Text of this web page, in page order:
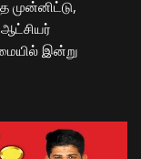
முன்னிட்டு,
ஆட்சியர்
இன்று